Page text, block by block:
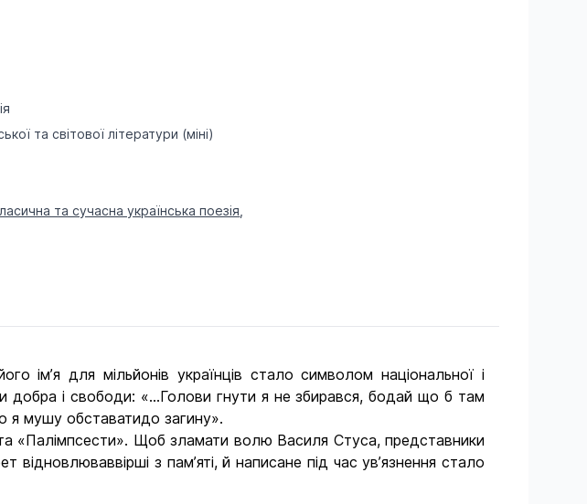
та світової літератури (міні)
та сучасна українська поезія
для мільйонів українців стало символом національної і
добра і свободи: «...Голови гнути я не збирався, бодай що б там
я мушу обставатидо загину».
та «Палімпсести». Щоб зламати волю Василя Стуса, представники
з пам’яті, й написане під час ув’язнення стало